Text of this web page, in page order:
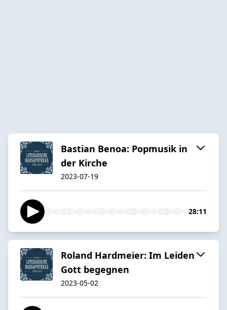
Bastian Benoa: Popmusik in
der Kirche
2023-07-19
28:11
Roland Hardmeier: Im Leiden
Gott begegnen
2023-05-02